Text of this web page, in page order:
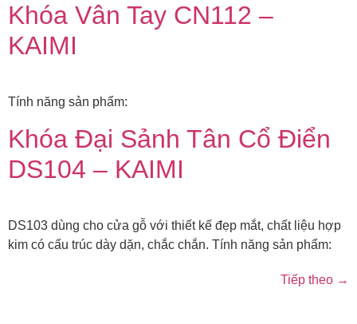
Khóa Vân Tay CN112 –
KAIMI
Tính năng sản phẩm:
Khóa Đại Sảnh Tân Cổ Điển
DS104 – KAIMI
DS103 dùng cho cửa gỗ với thiết kế đẹp mắt, chất liệu hợp
kim có cấu trúc dày dặn, chắc chắn. Tính năng sản phẩm:
Tiếp theo →